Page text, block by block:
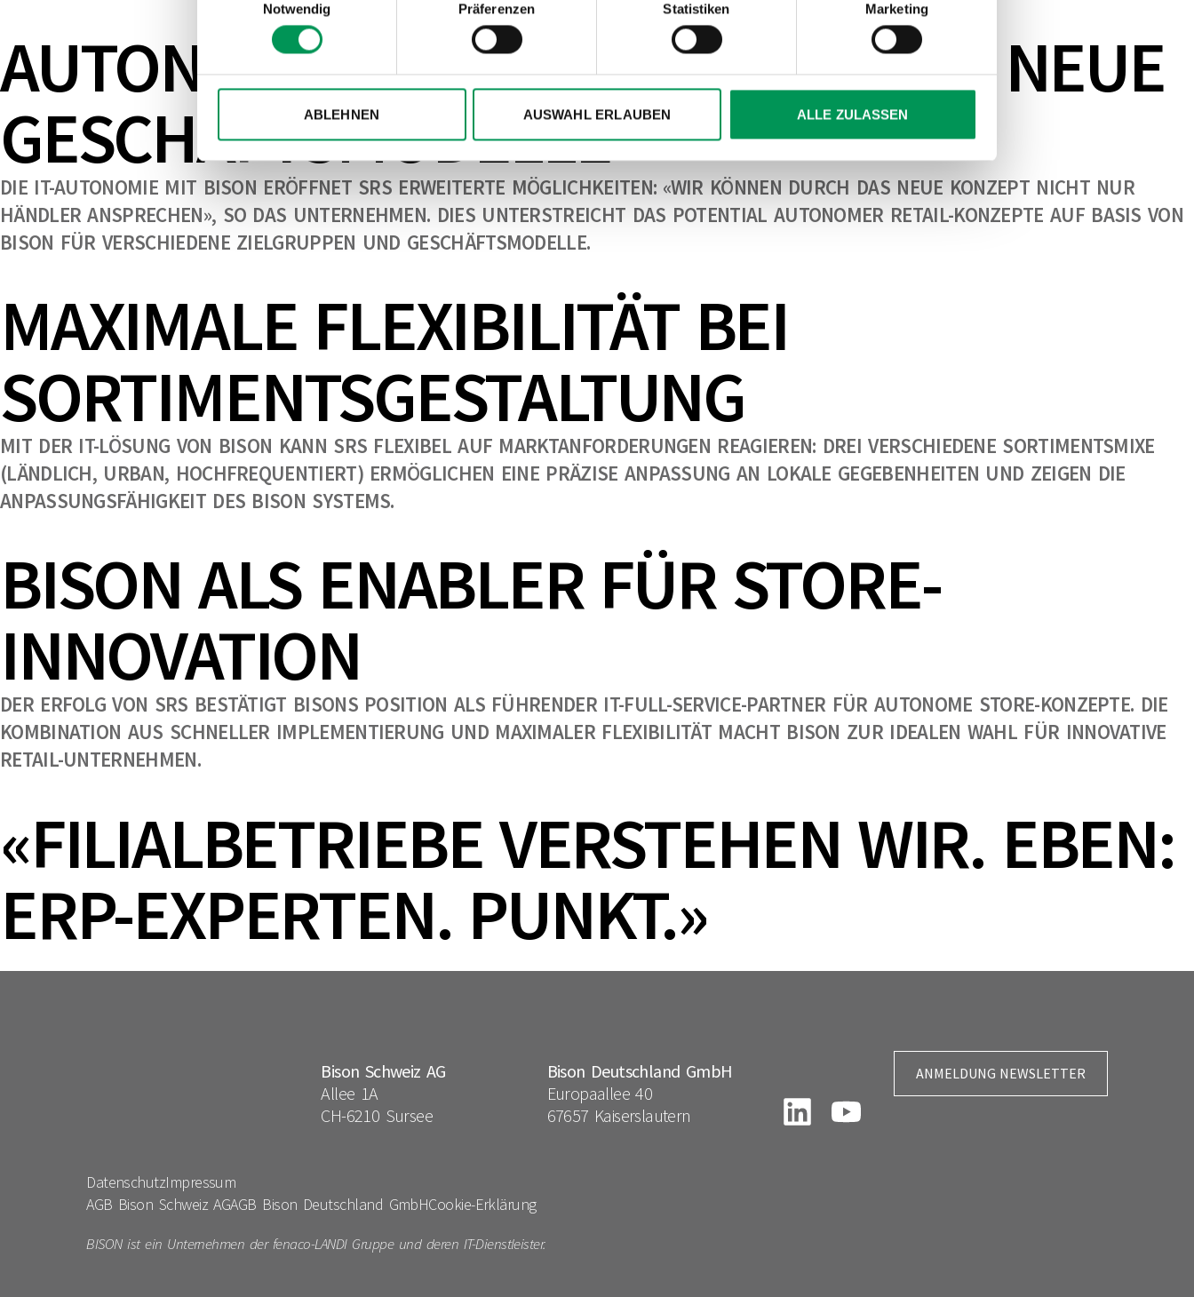
Notwendig
Präferenzen Statistiken Marketing
ABLEHNEN AUSWAHL ERLAUBEN ALLE ZULASSEN
AUTONOME KONZEPTE ERÖFFNEN NEUE
GESCHÄFTSMODELLE
DIE IT-AUTONOMIE MIT BISON ERÖFFNET SRS ERWEITERTE MÖGLICHKEITEN: «WIR KÖNNEN DURCH DAS NEUE KONZEPT NICHT NUR
HÄNDLER ANSPRECHEN», SO DAS UNTERNEHMEN. DIES UNTERSTREICHT DAS POTENTIAL AUTONOMER RETAIL-KONZEPTE AUF BASIS VON
BISON FÜR VERSCHIEDENE ZIELGRUPPEN UND GESCHÄFTSMODELLE.
MAXIMALE FLEXIBILITÄT BEI
SORTIMENTSGESTALTUNG
MIT DER IT-LÖSUNG VON BISON KANN SRS FLEXIBEL AUF MARKTANFORDERUNGEN REAGIEREN: DREI VERSCHIEDENE SORTIMENTSMIXE
(LÄNDLICH, URBAN, HOCHFREQUENTIERT) ERMÖGLICHEN EINE PRÄZISE ANPASSUNG AN LOKALE GEGEBENHEITEN UND ZEIGEN DIE
ANPASSUNGSFÄHIGKEIT DES BISON SYSTEMS.
BISON ALS ENABLER FÜR STORE-
INNOVATION
DER ERFOLG VON SRS BESTÄTIGT BISONS POSITION ALS FÜHRENDER IT-FULL-SERVICE-PARTNER FÜR AUTONOME STORE-KONZEPTE. DIE
KOMBINATION AUS SCHNELLER IMPLEMENTIERUNG UND MAXIMALER FLEXIBILITÄT MACHT BISON ZUR IDEALEN WAHL FÜR INNOVATIVE
RETAIL-UNTERNEHMEN.
«FILIALBETRIEBE VERSTEHEN WIR. EBEN:
ERP-EXPERTEN. PUNKT.»
Bison Schweiz AG
Allee 1A
CH-6210 Sursee
Bison Deutschland GmbH
Europaallee 40
67657 Kaiserslautern
ANMELDUNG NEWSLETTER
DatenschutzImpressum
AGB Bison Schweiz AGAGB Bison Deutschland GmbHCookie-Erklärung
BISON ist ein Unternehmen der fenaco-LANDI Gruppe und deren IT-Dienstleister.